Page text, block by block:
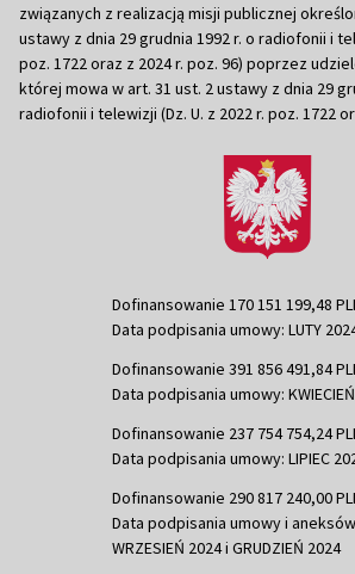
związanych z realizacją misji publicznej
ustawy z dnia 29 grudnia 1992 r. o radiofonii i
poz. 1722 oraz z 2024 r. poz. 96) poprzez
której mowa w art. 31 ust. 2 ustawy z dnia 29
radiofonii i telewizji (Dz. U. z 2022 r. poz. 1722
Dofinansowanie 170 151 199,48
Data podpisania umowy: LUTY
Dofinansowanie 391 856 491,84
Data podpisania umowy:
Dofinansowanie 237 754 754,24
Data podpisania umowy: LIPIEC
Dofinansowanie 290 817 240,00
Data podpisania umowy i
WRZESIEŃ 2024 i GRUDZIEŃ 2024